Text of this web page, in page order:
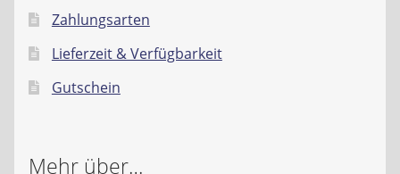
Zahlungsarten
Lieferzeit & Verfügbarkeit
Gutschein
Mehr über…